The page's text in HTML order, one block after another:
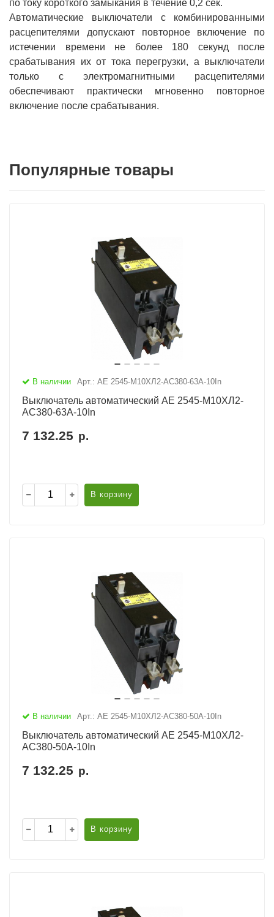
по току короткого замыкания в течение 0,2 сек.
Автоматические выключатели с комбинированными
расцепителями допускают повторное включение по
истечении времени не более 180 секунд после
срабатывания их от тока перегрузки, а выключатели
только с электромагнитными расцепителями
обеспечивают практически мгновенно повторное
включение после срабатывания.
Популярные товары
В наличии Арт.: АЕ 2545-М10ХЛ2-AC380-63А-10In
Выключатель автоматический АЕ 2545-М10ХЛ2-
AC380-63А-10In
7 132.25 р.
В корзину
В наличии Арт.: АЕ 2545-М10ХЛ2-AC380-50А-10In
Выключатель автоматический АЕ 2545-М10ХЛ2-
AC380-50А-10In
7 132.25 р.
В корзину